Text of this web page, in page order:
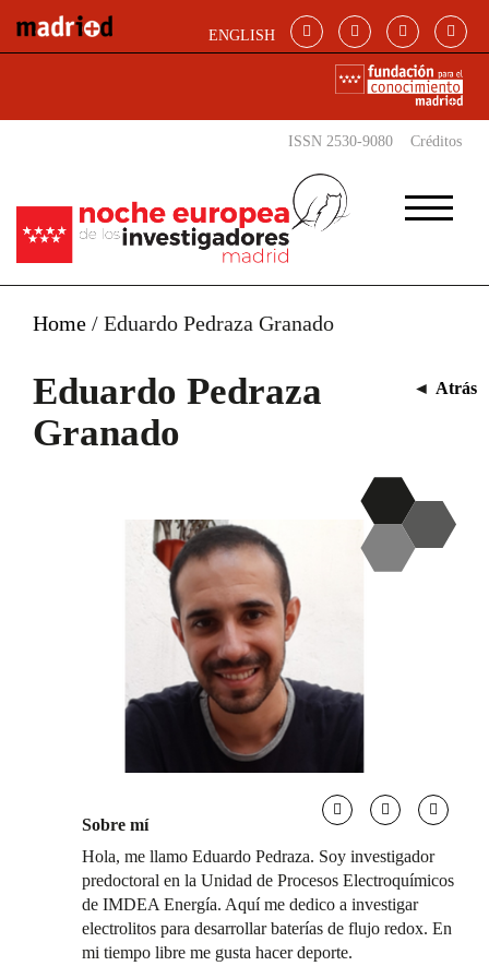
ENGLISH
ISSN 2530-9080 Créditos
Home / Eduardo Pedraza Granado
Eduardo Pedraza
Granado
◄ Atrás
Sobre mí
Hola, me llamo Eduardo Pedraza. Soy investigador
predoctoral en la Unidad de Procesos Electroquímicos
de IMDEA Energía. Aquí me dedico a investigar
electrolitos para desarrollar baterías de flujo redox. En
mi tiempo libre me gusta hacer deporte.